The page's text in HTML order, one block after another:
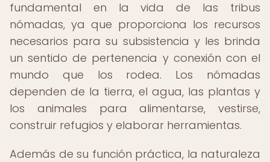
fundamental en la vida de las tribus
nómadas, ya que proporciona los recursos
necesarios para su subsistencia y les brinda
un sentido de pertenencia y conexión con el
mundo que los rodea. Los nómadas
dependen de la tierra, el agua, las plantas y
los animales para alimentarse, vestirse,
construir refugios y elaborar herramientas.
Además de su función práctica, la naturaleza